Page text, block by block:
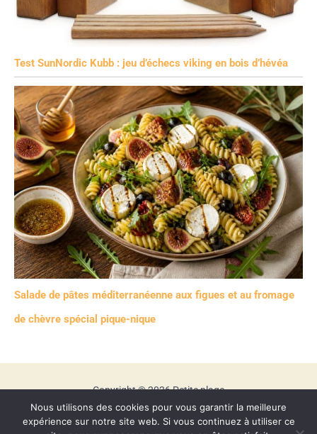
Test SunNordic Kubb : jeu d’échecs viking en bois d’hévéa
Salade de pâtes méditerranéenne aux figues et au fromage
de chèvre spécial pique-nique
Copyright © 2026 Petite plage
Mentions légales
Nous utilisons des cookies pour vous garantir la meilleure
expérience sur notre site web. Si vous continuez à utiliser ce